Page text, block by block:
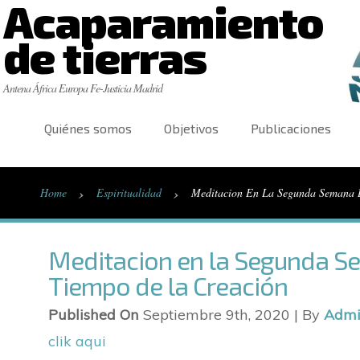
Acaparamiento
de tierras
Antena África Europa Fe-Justicia Madrid
Quiénes somos Objetivos Publicaciones
Home › Espiritualidad › Meditacion En La Segunda
Meditacion en la Segunda
Tiempo de la Creación
Published On Septiembre 9th, 2020 | By
clik aqui